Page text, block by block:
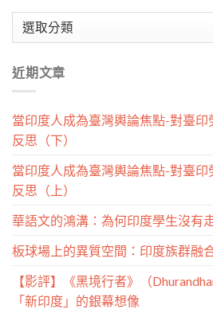
類
近期文章
當印度人成為臺灣輿論焦點-對臺
反思（下）
當印度人成為臺灣輿論焦點-對臺
反思（上）
華語文的鴻溝：為何印度學生沒有
板球場上的異質空間：印度族群融
【影評】《黑境行者》（
「新印度」的銀幕想像